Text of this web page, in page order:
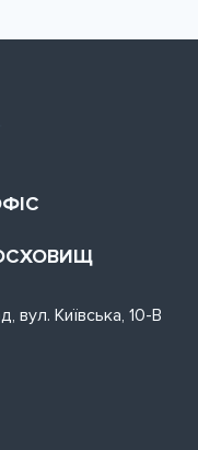
вул. Київська, 10-В